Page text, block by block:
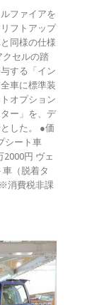
ファイアを
フトアップ
同様の仕様
セルの踏
する「イン
車に標準装
オプション
ー」を、デ
した。 ●価
シート車
2000円 ヴェ
（脱着タ
消費税非課